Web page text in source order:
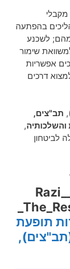
בהפתעה
מהם; לשכנע
שימור
אפשריות
דרכים
תב"צים,
והשלכותיה,
לביטחון
תופעת